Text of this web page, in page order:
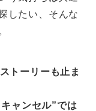
したい、そんな
トーリーも止ま
ャンセル”では